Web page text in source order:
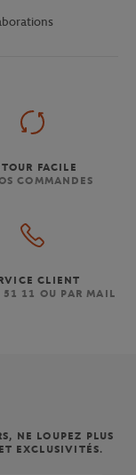
FACILE
COMMANDES
CLIENT
11 OU PAR MAIL
NE LOUPEZ PLUS
EXCLUSIVITÉS.